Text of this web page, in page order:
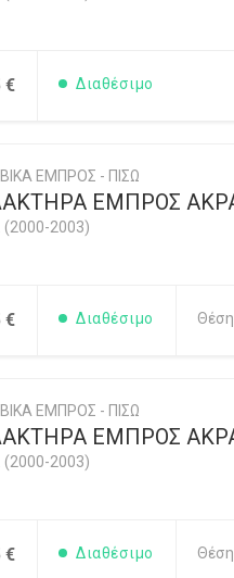
€ Διαθέσιμο
ΕΜΠΡΟΣ - ΠΙΣΩ
ΕΜΠΡΟΣ
(2000-2003)
€ Διαθέσιμο
ΕΜΠΡΟΣ - ΠΙΣΩ
ΕΜΠΡΟΣ
(2000-2003)
€ Διαθέσιμο